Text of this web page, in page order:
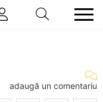
adaugă un comentariu